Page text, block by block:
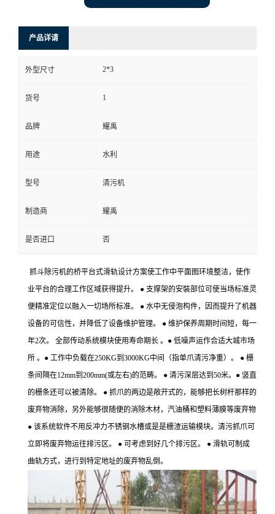
产品详请
外型尺寸 2*3
货号 1
品牌 耀禹
用途 水利
型号 清污机
制造商 耀禹
是否进口 否
抓斗除污机的桥平台式滑轨设计方案使工作中平面图环境整洁，使作
业平台的合理工作区域获得提升。 ● 支撑架的安裝部位可使当场标准灵
便精准定位以融入一切场所标准。 ● 水中无侵泡构件，因而提升了机器
设备的可信性，并降低了设备维护管理。 ● 维护保养周期时间短，每一
年2次。 全部传动系统模块使用寿命期长 。● 低噪声运作合适大城市场
所 。● 工作中负载在250KG到3000KG中间（指单爪清污净重）。 ● 栅
条间隔在12mm到200mm(或左右)的范畴。 ● 清污深层达到50米。● 竖直
的栅条还可以被清除。 ● 抓爪的两边是敞开式的，能够把长树杆那样的
废弃物消除，另外能够很随便的消除木材，汽油桶和塑料薄膜等废弃物
● 该系统软件不用反冲力不锈钢水槽或是是栅渣运输模块。清污抓爪可
立即将废弃物运往排污区。 ● 可考虑到好几个排污区。 ● 滑轨可制成
曲轨方式，进行到特定地址的废弃物乱倒。